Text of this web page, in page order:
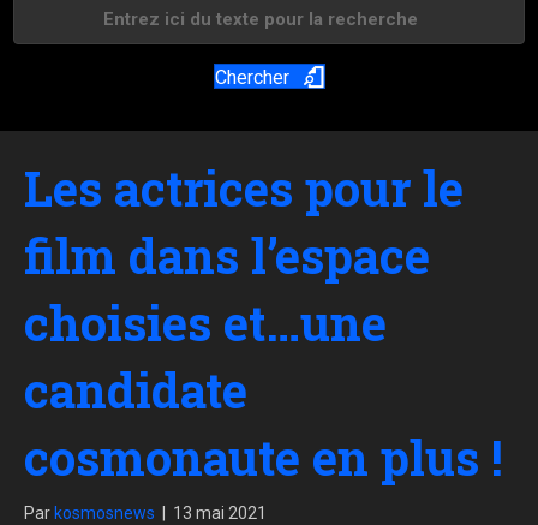
Chercher
Les actrices pour le
film dans l’espace
choisies et…une
candidate
cosmonaute en plus !
Par kosmosnews 13 mai 2021